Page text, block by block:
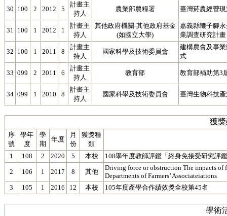
30 100 2 2012 5
計畫主
持人
農業部農糧署 臺灣菸農經營
31 100 1 2012 1
計畫主
持人
其他政府機關-其他政府基金
(如國立大學)
嘉義縣轆子腳
業調查研究計畫
32 100 1 2011 8
計畫主
持人
國家科學及技術委員會
建構農會及事
式
33 099 2 2011 6
計畫主
持人
教育部 教育部補助第3
34 099 1 2010 8
計畫主
持人
國家科學及技術委員會 臺灣生物科技
獲
序
號
學年
度
學
期
年度
月
份
獲獎種
類
1
108 2 2020 5 本校 108學年度教師評鑑「終身免接受研究評
2 106 1 2017 8 其他
Driving force or obstruction The impacts
Departments of Farmers’ Associateiations
3
105 1 2016 12 本校 105年度產學合作績效獎全校第45名
學術